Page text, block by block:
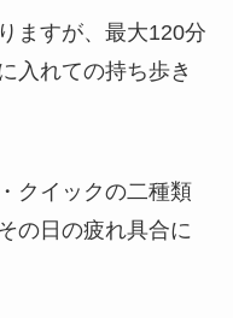
ますが、最大120分
入れての持ち歩き
クイックの二種類
の日の疲れ具合に